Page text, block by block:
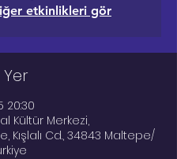
etkinlikleri gör
20:30
Kültür Merkezi,
Kışlalı Cd., 34843 Maltepe/